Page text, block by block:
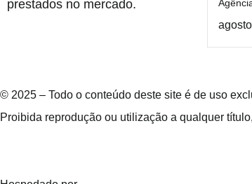
prestados no mercado.
© 2025 – Todo o conteúdo deste site é de uso
Proibida reprodução ou utilização a qualquer